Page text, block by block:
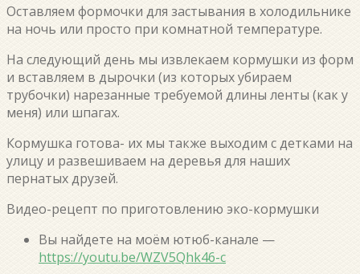
Оставляем формочки для застывания в холодильнике
на ночь или просто при комнатной температуре.
На следующий день мы извлекаем кормушки из форм
и вставляем в дырочки (из которых убираем
трубочки) нарезанные требуемой длины ленты (как у
меня) или шпагах.
Кормушка готова- их мы также выходим с детками на
улицу и развешиваем на деревья для наших
пернатых друзей.
Видео-рецепт по приготовлению эко-кормушки
Вы найдете на моём ютюб-канале —
https://youtu.be/WZV5Qhk46-c